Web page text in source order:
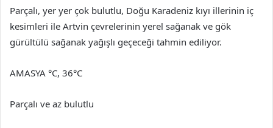
Parçalı, yer yer çok bulutlu, Doğu Karadeniz kıyı illerinin iç
kesimleri ile Artvin çevrelerinin yerel sağanak ve gök
gürültülü sağanak yağışlı geçeceği tahmin ediliyor.
AMASYA °C, 36°C
Parçalı ve az bulutlu